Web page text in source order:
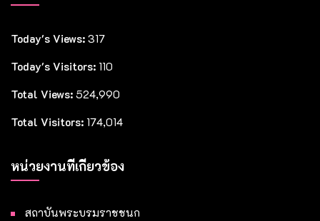
Today's Views: 317
Today's Visitors: 110
Total Views: 524,990
Total Visitors: 174,014
หน่วยงานที่เกี่ยวข้อง
สถาบันพระบรมราชชนก